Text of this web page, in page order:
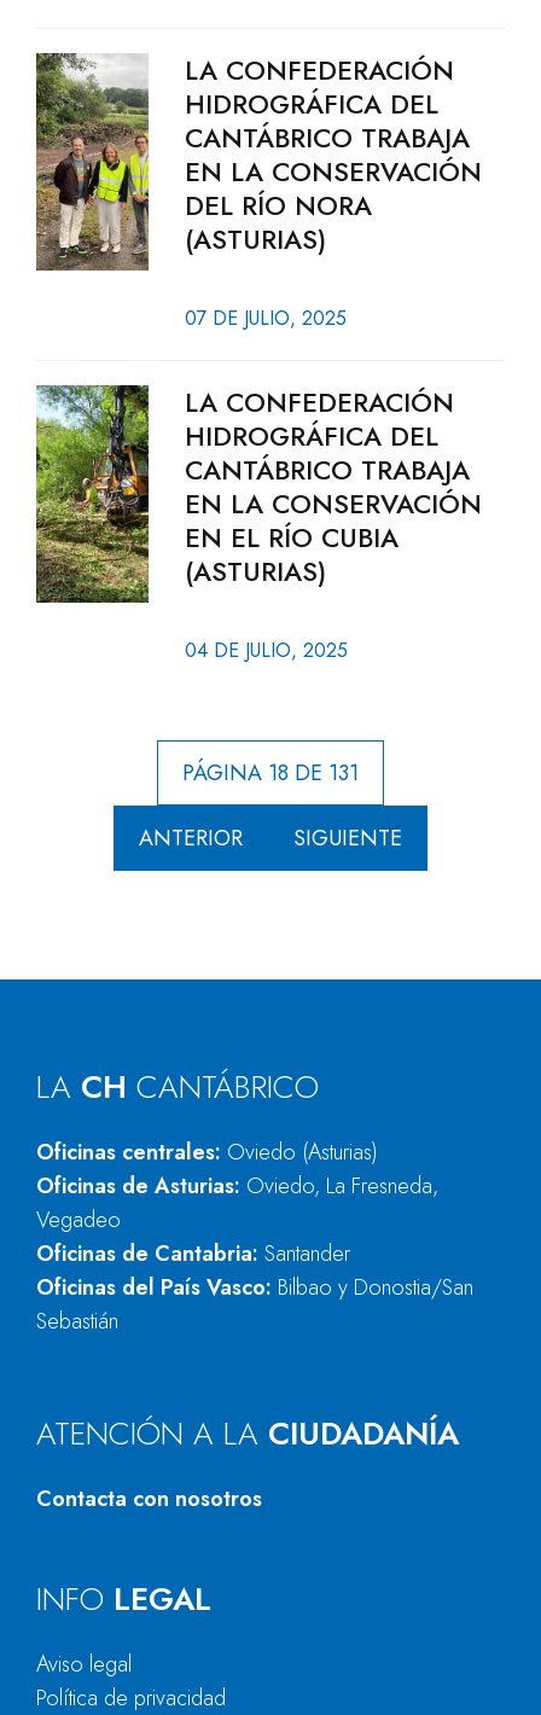
LA CONFEDERACIÓN
HIDROGRÁFICA DEL
CANTÁBRICO TRABAJA
EN LA CONSERVACIÓN
DEL RÍO NORA
(ASTURIAS)
07 DE JULIO, 2025
LA CONFEDERACIÓN
HIDROGRÁFICA DEL
CANTÁBRICO TRABAJA
EN LA CONSERVACIÓN
EN EL RÍO CUBIA
(ASTURIAS)
04 DE JULIO, 2025
PÁGINA 18 DE 131
ANTERIOR SIGUIENTE
LA CH CANTÁBRICO
Oficinas centrales: Oviedo (Asturias)
Oficinas de Asturias: Oviedo, La Fresneda,
Vegadeo
Oficinas de Cantabria: Santander
Oficinas del País Vasco: Bilbao y Donostia/San
Sebastián
ATENCIÓN A LA CIUDADANÍA
Contacta con nosotros
INFO LEGAL
Aviso legal
Política de privacidad